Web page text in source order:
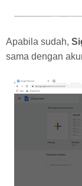
Apabila sudah,
sama dengan